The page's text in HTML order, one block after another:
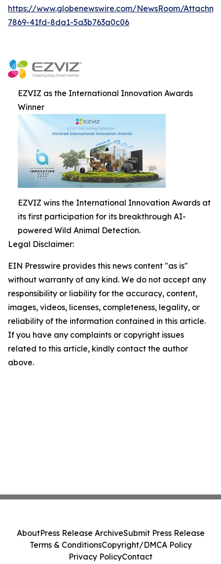
https://www.globenewswire.com/NewsRoom/
7869-41fd-8da1-5a3b763a0c06
EZVIZ as the International Innovation Awards
Winner
EZVIZ wins the International Innovation Awards at
its first participation for its breakthrough AI-
powered Wild Animal Detection.
Legal Disclaimer:
EIN Presswire provides this news content "as is"
without warranty of any kind. We do not accept any
responsibility or liability for the accuracy, content,
images, videos, licenses, completeness, legality, or
reliability of the information contained in this article.
If you have any complaints or copyright issues
related to this article, kindly contact the author
above.
AboutPress Release ArchiveSubmit Press Release
Terms & ConditionsCopyright/DMCA Policy
Privacy PolicyContact